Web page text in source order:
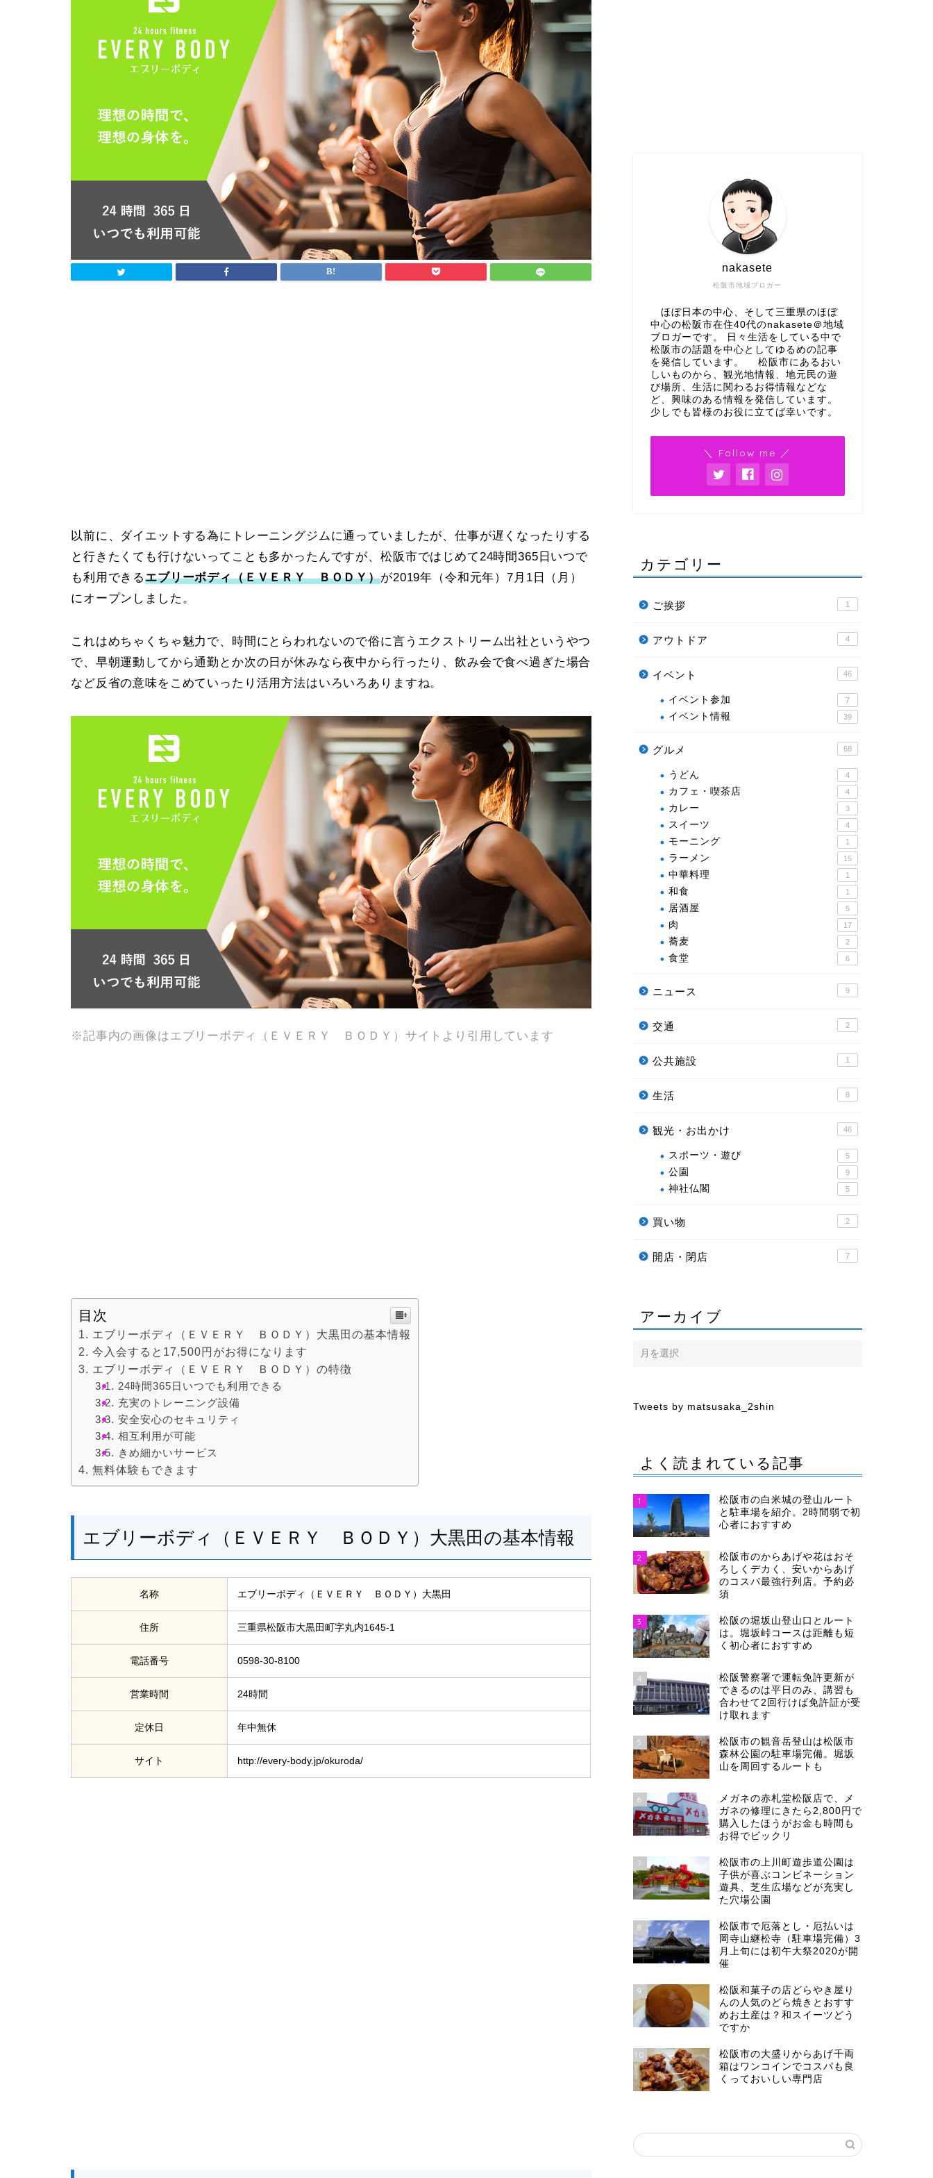
以前に、ダイエットする為にトレーニングジムに通っていましたが、仕事が遅くなったりする
と行きたくても行けないってことも多かったんですが、松阪市ではじめて24時間365日いつで
も利用できるエブリーボディ（ＥＶＥＲＹ ＢＯＤＹ）が2019年（令和元年）7月1日（月）
にオープンしました。
これはめちゃくちゃ魅力で、時間にとらわれないので俗に言うエクストリーム出社というやつ
で、早朝運動してから通勤とか次の日が休みなら夜中から行ったり、飲み会で食べ過ぎた場合
など反省の意味をこめていったり活用方法はいろいろありますね。
※記事内の画像はエブリーボディ（ＥＶＥＲＹ ＢＯＤＹ）サイトより引用しています
目次
エブリーボディ（ＥＶＥＲＹ ＢＯＤＹ）大黒田の基本情報
今入会すると17,500円がお得になります
エブリーボディ（ＥＶＥＲＹ ＢＯＤＹ）の特徴
24時間365日いつでも利用できる
充実のトレーニング設備
安全安心のセキュリティ
相互利用が可能
きめ細かいサービス
無料体験もできます
エブリーボディ（ＥＶＥＲＹ ＢＯＤＹ）大黒田の基本情報
名称 エブリーボディ（ＥＶＥＲＹ ＢＯＤＹ）大黒田
住所 三重県松阪市大黒田町字丸内1645-1
電話番号 0598-30-8100
営業時間 24時間
定休日 年中無休
サイト http://every-body.jp/okuroda/
松阪市地域ブロガー
nakasete
ほぼ日本の中心、そして三重県のほぼ
中心の松阪市在住40代のnakasete＠地域
ブロガーです。 日々生活をしている中で
松阪市の話題を中心としてゆるめの記事
を発信しています。 松阪市にあるおい
しいものから、観光地情報、地元民の遊
び場所、生活に関わるお得情報などな
ど、興味のある情報を発信しています。
少しでも皆様のお役に立てば幸いです。
＼ Follow me ／
カテゴリー
ご挨拶 1
アウトドア 4
イベント 46
イベント参加 7
イベント情報 39
グルメ 68
うどん 4
カフェ・喫茶店 4
カレー 3
スイーツ 4
モーニング 1
ラーメン 15
中華料理 1
和食 1
居酒屋 5
肉 17
蕎麦 2
食堂 6
ニュース 9
交通 2
公共施設 1
生活 8
観光・お出かけ 46
スポーツ・遊び 5
公園 9
神社仏閣 5
買い物 2
開店・閉店 7
アーカイブ
Tweets by matsusaka_2shin
よく読まれている記事
1
松阪市の白米城の登山ルート
と駐車場を紹介。2時間弱で初
心者におすすめ
2
松阪市のからあげや花はおそ
ろしくデカく、安いからあげ
のコスパ最強行列店。予約必
須
3
松阪の堀坂山登山口とルート
は。堀坂峠コースは距離も短
く初心者におすすめ
4
松阪警察署で運転免許更新が
できるのは平日のみ、講習も
合わせて2回行けば免許証が受
け取れます
5
松阪市の観音岳登山は松阪市
森林公園の駐車場完備。堀坂
山を周回するルートも
6
メガネの赤札堂松阪店で、メ
ガネの修理にきたら2,800円で
購入したほうがお金も時間も
お得でビックリ
7
松阪市の上川町遊歩道公園は
子供が喜ぶコンビネーション
遊具、芝生広場などが充実し
た穴場公園
8
松阪市で厄落とし・厄払いは
岡寺山継松寺（駐車場完備）3
月上旬には初午大祭2020が開
催
9
松阪和菓子の店どらやき屋り
んの人気のどら焼きとおすす
めお土産は？和スイーツどう
ですか
10
松阪市の大盛りからあげ千両
箱はワンコインでコスパも良
くっておいしい専門店